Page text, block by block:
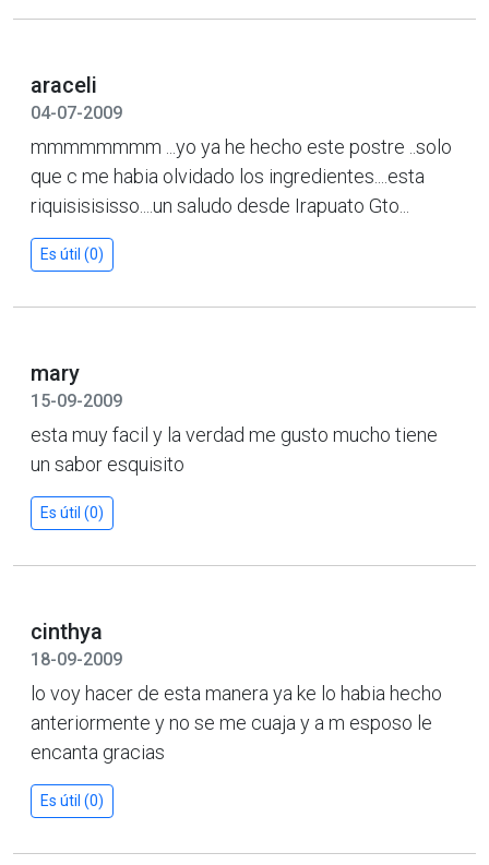
araceli
04-07-2009
mmmmmmmm ...yo ya he hecho este postre ..solo
que c me habia olvidado los ingredientes....esta
riquisisisisso....un saludo desde Irapuato Gto...
Es útil (0)
mary
15-09-2009
esta muy facil y la verdad me gusto mucho tiene
un sabor esquisito
Es útil (0)
cinthya
18-09-2009
lo voy hacer de esta manera ya ke lo habia hecho
anteriormente y no se me cuaja y a m esposo le
encanta gracias
Es útil (0)